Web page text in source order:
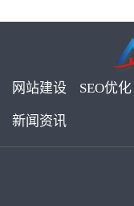
网站建设 SEO优化
新闻资讯